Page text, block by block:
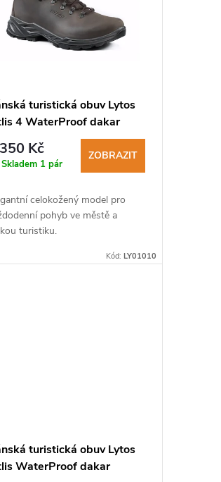
turistická obuv Lytos
4 WaterProof dakar
Kč
Skladem 1 pár
ZOBRAZIT
celokožený model pro
pohyb ve městě a
turistiku.
Kód: LY01010
turistická obuv Lytos
WaterProof dakar